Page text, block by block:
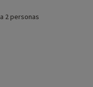
2 personas